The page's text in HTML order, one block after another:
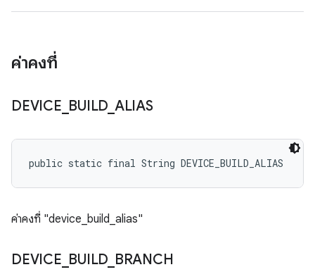
ค่าคงที่
DEVICE BUILD ALIAS
public static final String DEVICE_BUILD_ALIAS
ค่าคงที่ "device_build_alias"
DEVICE BUILD BRANCH